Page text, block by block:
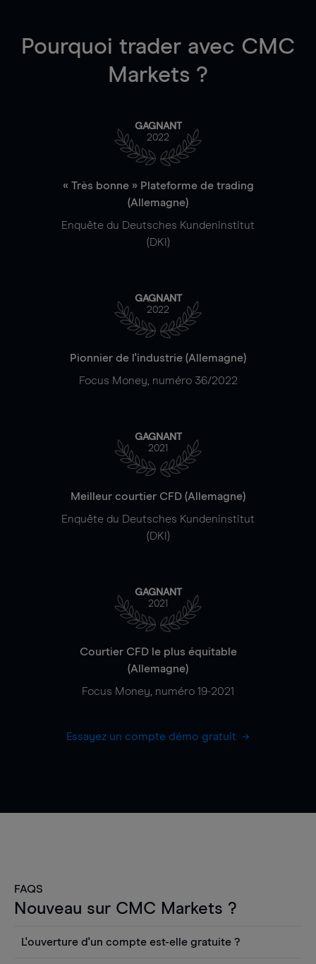
Pourquoi trader avec CMC
Markets ?
GAGNANT
2022
« Très bonne » Plateforme de trading
(Allemagne)
Enquête du Deutsches Kundeninstitut
(DKI)
GAGNANT
2022
Pionnier de l'industrie (Allemagne)
Focus Money, numéro 36/2022
GAGNANT
2021
Meilleur courtier CFD (Allemagne)
Enquête du Deutsches Kundeninstitut
(DKI)
GAGNANT
2021
Courtier CFD le plus équitable
(Allemagne)
Focus Money, numéro 19-2021
Essayez un compte démo gratuit
FAQS
Nouveau sur CMC Markets ?
L'ouverture d'un compte est-elle gratuite ?